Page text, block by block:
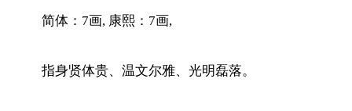
简体：7画, 康熙：7画,
指身贤体贵、温文尔雅、光明磊落。